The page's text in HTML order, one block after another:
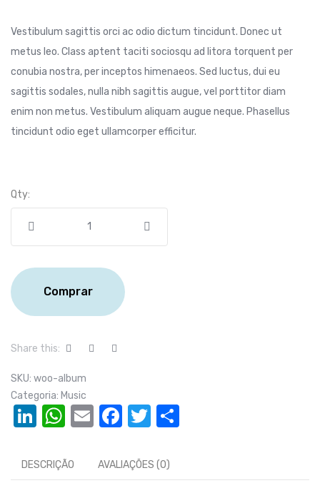
Vestibulum sagittis orci ac odio dictum tincidunt. Donec ut
metus leo. Class aptent taciti sociosqu ad litora torquent per
conubia nostra, per inceptos himenaeos. Sed luctus, dui eu
sagittis sodales, nulla nibh sagittis augue, vel porttitor diam
enim non metus. Vestibulum aliquam augue neque. Phasellus
tincidunt odio eget ullamcorper efficitur.
Qty:
Comprar
Share this:
SKU: woo-album
Categoria: Music
LinkedIn
WhatsApp
EmailFacebook
Twitter
DESCRIÇÃO AVALIAÇÕES (0)